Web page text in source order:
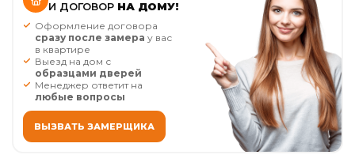
И ДОГОВОР НА ДОМУ!
Оформление договора
сразу после замера у вас
в квартире
Выезд на дом с
образцами дверей
Менеджер ответит на
любые вопросы
ВЫЗВАТЬ ЗАМЕРЩИКА